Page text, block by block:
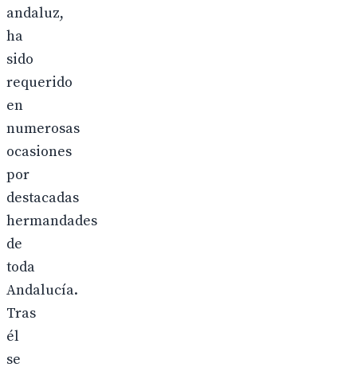
andaluz,
ha
sido
requerido
en
numerosas
ocasiones
por
destacadas
hermandades
de
toda
Andalucía.
Tras
él
se